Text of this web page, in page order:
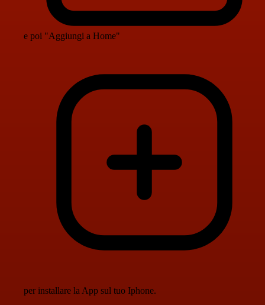
e poi "Aggiungi a Home"
per installare la App sul tuo Iphone.